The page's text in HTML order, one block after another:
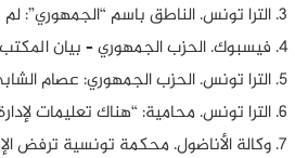
الترا تونس.الناطق باسم “الجمهوري”: لم يتم
فيسبوك.الحزب الجمهوري – بيان
الترا تونس.الحزب الجمهوري: عصام
الترا تونس.محامية: “هناك تعليمات
وكالة الأناضول.محكمة تونسية ترفض